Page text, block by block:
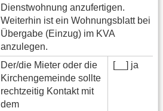
Dienstwohnung anzufertigen.
Weiterhin ist ein Wohnungsblatt bei
Übergabe (Einzug) im KVA
anzulegen.
Der/die Mieter oder die
Kirchengemeinde sollte
rechtzeitig Kontakt mit
dem
[__] ja